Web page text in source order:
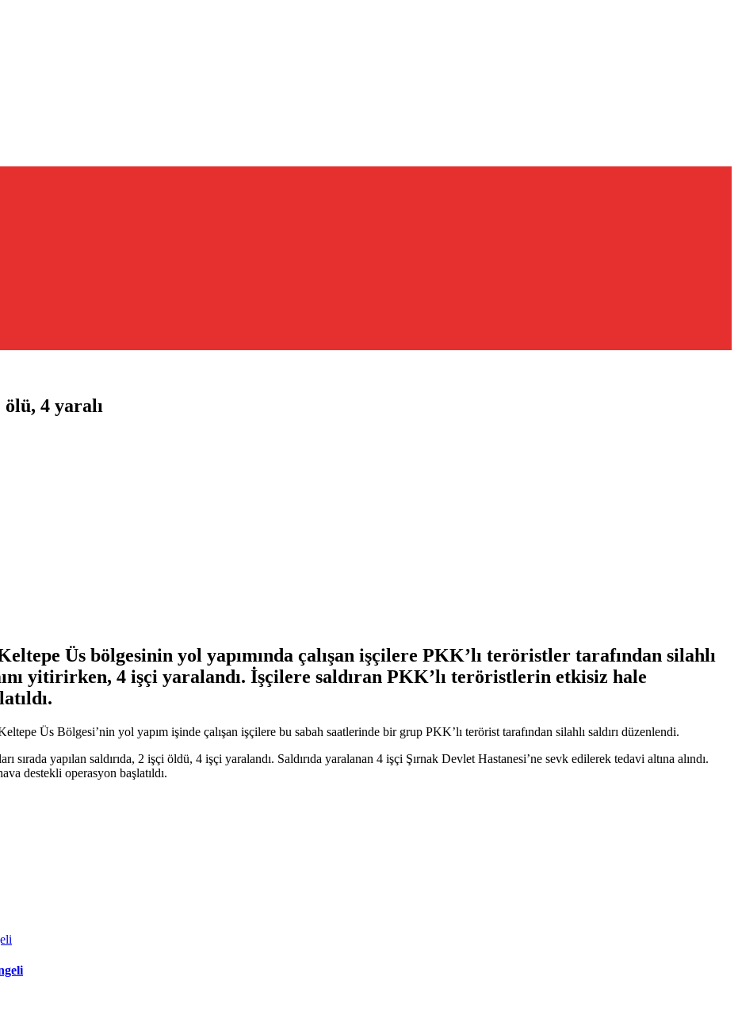
4 yaralı
Üs bölgesinin yol yapımında çalışan işçilere PKK’lı teröristler tarafından silahlı
yitirirken, 4 işçi yaralandı. İşçilere saldıran PKK’lı teröristlerin etkisiz hale
Üs Bölgesi’nin yol yapım işinde çalışan işçilere bu sabah saatlerinde bir grup PKK’lı terörist tarafından silahlı saldırı düzenlendi.
sırada yapılan saldırıda, 2 işçi öldü, 4 işçi yaralandı. Saldırıda yaralanan 4 işçi Şırnak Devlet Hastanesi’ne sevk edilerek tedavi altına alındı.
destekli operasyon başlatıldı.